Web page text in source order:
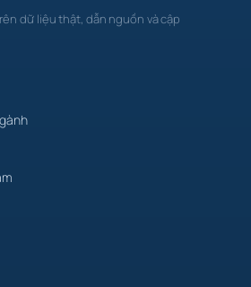
dữ liệu thật, dẫn nguồn và cập